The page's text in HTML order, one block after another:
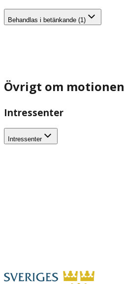
Behandlas i betänkande (1)
Övrigt om motionen
Intressenter
Intressenter